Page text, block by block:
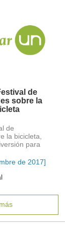
de
sobre la
de
la bicicleta,
para
de 2017]